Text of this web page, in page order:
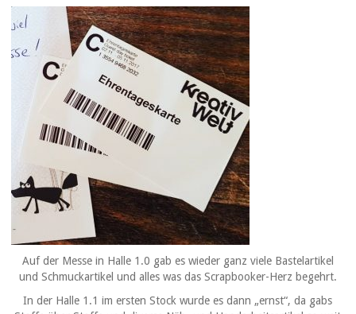
Auf der Messe in Halle 1.0 gab es wieder ganz viele Bastelartikel
und Schmuckartikel und alles was das Scrapbooker-Herz begehrt.
In der Halle 1.1 im ersten Stock wurde es dann „ernst“, da gabs